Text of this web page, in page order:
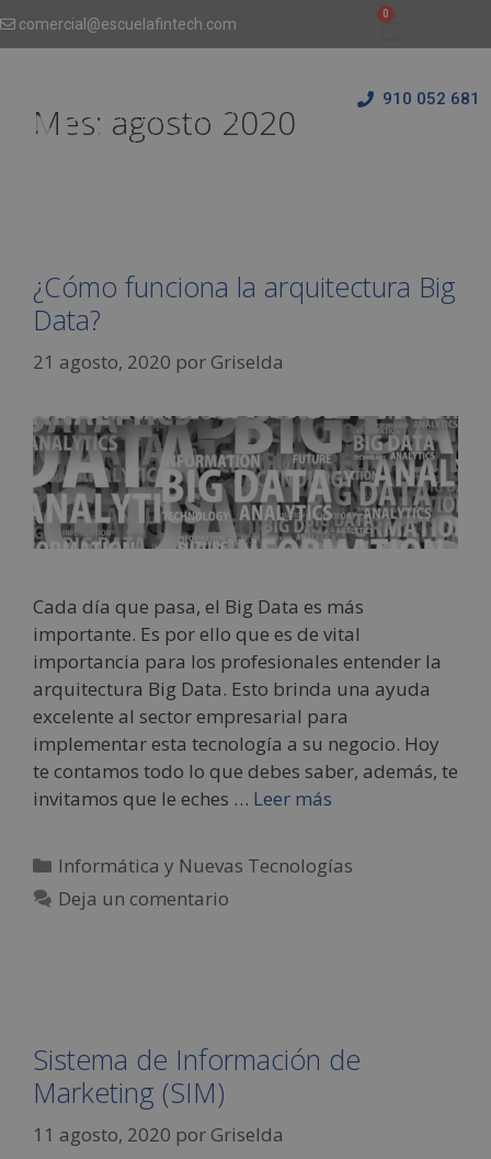
comercial@escuelafintech.com
910 052 681
Mes: agosto 2020
¿Cómo funciona la arquitectura Big
Data?
21 agosto, 2020 por Griselda
Cada día que pasa, el Big Data es más
importante. Es por ello que es de vital
importancia para los profesionales entender la
arquitectura Big Data. Esto brinda una ayuda
excelente al sector empresarial para
implementar esta tecnología a su negocio. Hoy
te contamos todo lo que debes saber, además, te
invitamos que le eches … Leer más
Informática y Nuevas Tecnologías
Deja un comentario
Sistema de Información de
Marketing (SIM)
11 agosto, 2020 por Griselda